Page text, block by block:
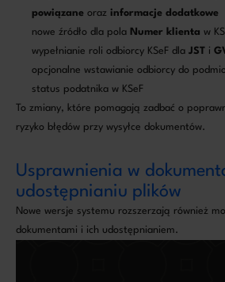
powiązane oraz informacje dodatkowe
nowe źródło dla pola Numer klienta w
wypełnianie roli odbiorcy KSeF dla JST i
opcjonalne wstawianie odbiorcy do
status podatnika w KSeF
To zmiany, które pomagają zadbać o
ryzyko błędów przy wysyłce dokumentów.
Usprawnienia w
udostępnianiu plików
Nowe wersje systemu rozszerzają również
dokumentami i ich udostępnianiem.